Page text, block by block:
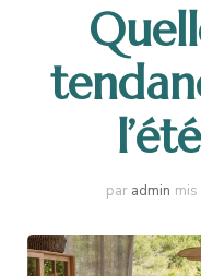
par admin